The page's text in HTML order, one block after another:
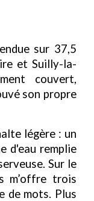
sur 37,5
et Suilly-la-
couvert,
son propre
légère : un
d'eau remplie
Sur le
m’offre trois
de mots. Plus